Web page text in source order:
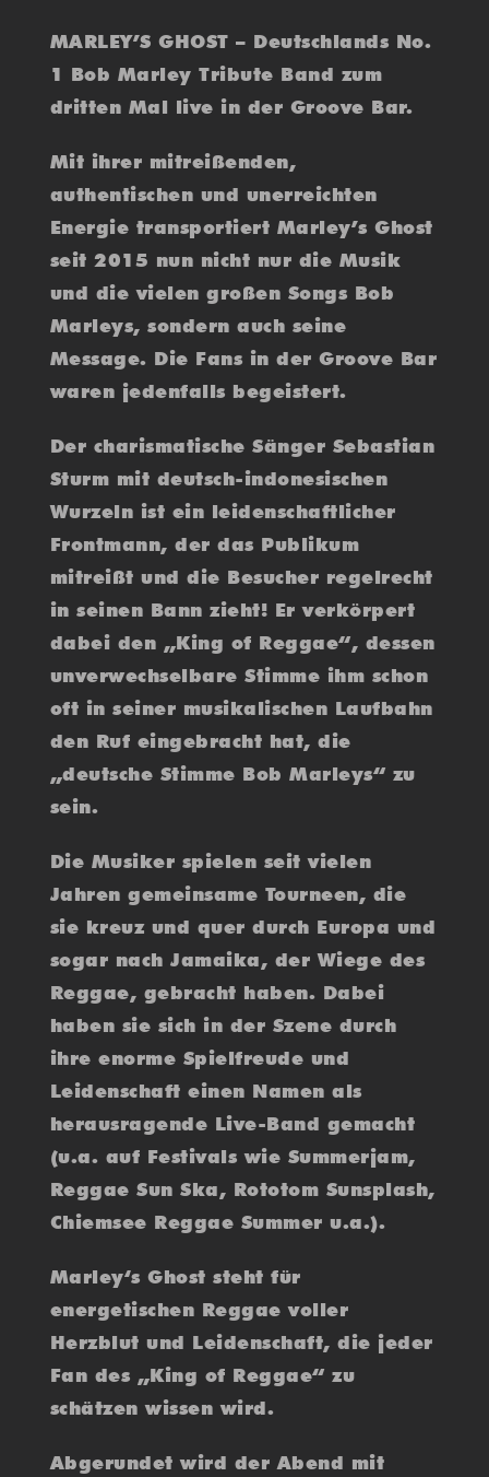
MARLEY’S GHOST – Deutschlands No.
1 Bob Marley Tribute Band zum
dritten Mal live in der Groove Bar.
Mit ihrer mitreißenden,
authentischen und unerreichten
Energie transportiert Marley’s Ghost
seit 2015 nun nicht nur die Musik
und die vielen großen Songs Bob
Marleys, sondern auch seine
Message. Die Fans in der Groove Bar
waren jedenfalls begeistert.
Der charismatische Sänger Sebastian
Sturm mit deutsch-indonesischen
Wurzeln ist ein leidenschaftlicher
Frontmann, der das Publikum
mitreißt und die Besucher regelrecht
in seinen Bann zieht! Er verkörpert
dabei den „King of Reggae“, dessen
unverwechselbare Stimme ihm schon
oft in seiner musikalischen Laufbahn
den Ruf eingebracht hat, die
„deutsche Stimme Bob Marleys“ zu
sein.
Die Musiker spielen seit vielen
Jahren gemeinsame Tourneen, die
sie kreuz und quer durch Europa und
sogar nach Jamaika, der Wiege des
Reggae, gebracht haben. Dabei
haben sie sich in der Szene durch
ihre enorme Spielfreude und
Leidenschaft einen Namen als
herausragende Live-Band gemacht
(u.a. auf Festivals wie Summerjam,
Reggae Sun Ska, Rototom Sunsplash,
Chiemsee Reggae Summer u.a.).
Marley‘s Ghost steht für
energetischen Reggae voller
Herzblut und Leidenschaft, die jeder
Fan des „King of Reggae“ zu
schätzen wissen wird.
Abgerundet wird der Abend mit